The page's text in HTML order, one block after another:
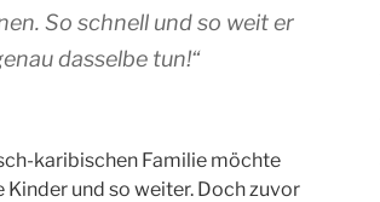
So schnell und so weit er
dasselbe tun!“
karibischen Familie möchte
und so weiter. Doch zuvor